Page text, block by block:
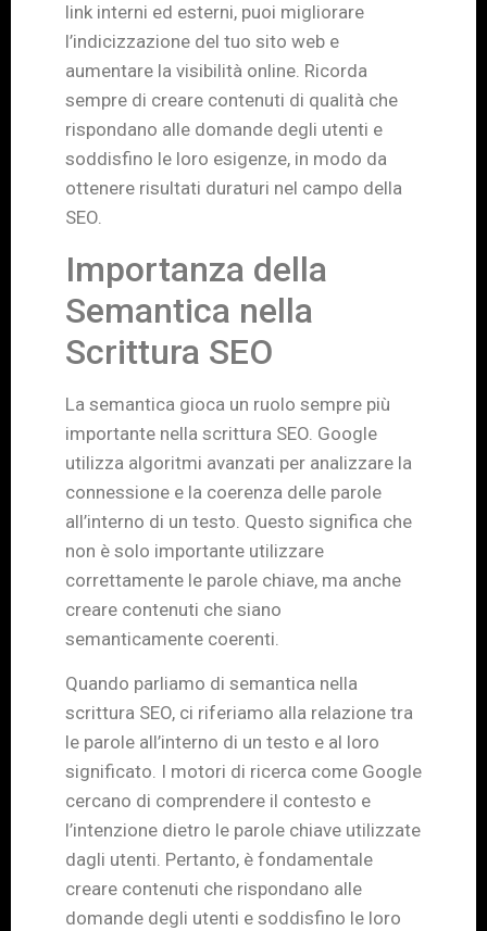
link interni ed esterni, puoi migliorare
l’indicizzazione del tuo sito web e
aumentare la visibilità online. Ricorda
sempre di creare contenuti di qualità che
rispondano alle domande degli utenti e
soddisfino le loro esigenze, in modo da
ottenere risultati duraturi nel campo della
SEO.
Importanza della
Semantica nella
Scrittura SEO
La semantica gioca un ruolo sempre più
importante nella scrittura SEO. Google
utilizza algoritmi avanzati per analizzare la
connessione e la coerenza delle parole
all’interno di un testo. Questo significa che
non è solo importante utilizzare
correttamente le parole chiave, ma anche
creare contenuti che siano
semanticamente coerenti.
Quando parliamo di semantica nella
scrittura SEO, ci riferiamo alla relazione tra
le parole all’interno di un testo e al loro
significato. I motori di ricerca come Google
cercano di comprendere il contesto e
l’intenzione dietro le parole chiave utilizzate
dagli utenti. Pertanto, è fondamentale
creare contenuti che rispondano alle
domande degli utenti e soddisfino le loro